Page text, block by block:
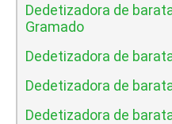
Dedetizadora de
Gramado
Dedetizadora de
Dedetizadora de
Dedetizadora de